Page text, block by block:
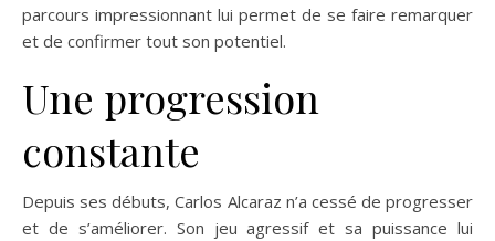
parcours impressionnant lui permet de se faire remarquer
et de confirmer tout son potentiel.
Une progression
constante
Depuis ses débuts, Carlos Alcaraz n’a cessé de progresser
et de s’améliorer. Son jeu agressif et sa puissance lui